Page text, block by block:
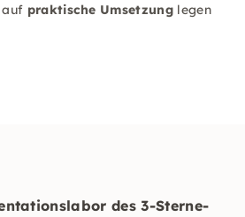
auf praktische Umsetzung legen
des 3-Sterne-